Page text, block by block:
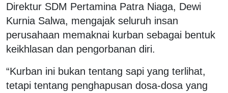
Direktur SDM Pertamina Patra Niaga, Dewi
Kurnia Salwa, mengajak seluruh insan
perusahaan memaknai kurban sebagai bentuk
keikhlasan dan pengorbanan diri.
“Kurban ini bukan tentang sapi yang terlihat,
tetapi tentang penghapusan dosa-dosa yang